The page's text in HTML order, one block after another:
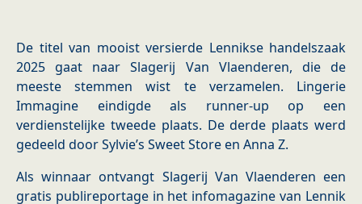
De titel van mooist versierde Lennikse handelszaak
2025 gaat naar Slagerij Van Vlaenderen, die de
meeste stemmen wist te verzamelen. Lingerie
Immagine eindigde als runner-up op een
verdienstelijke tweede plaats. De derde plaats werd
gedeeld door Sylvie’s Sweet Store en Anna Z.
Als winnaar ontvangt Slagerij Van Vlaenderen een
gratis publireportage in het infomagazine van Lennik